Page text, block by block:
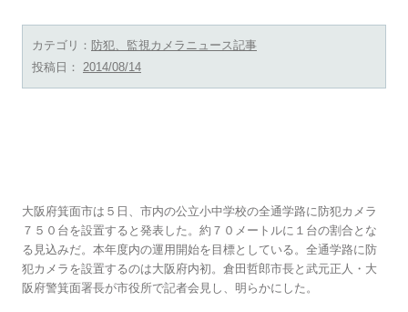
カテゴリ： 防犯、監視カメラニュース記事
投稿日： 2014/08/14
大阪府箕面市は５日、市内の公立小中学校の全通学路に防犯カメラ
７５０台を設置すると発表した。約７０メートルに１台の割合とな
る見込みだ。本年度内の運用開始を目標としている。全通学路に防
犯カメラを設置するのは大阪府内初。倉田哲郎市長と武元正人・大
阪府警箕面署長が市役所で記者会見し、明らかにした。